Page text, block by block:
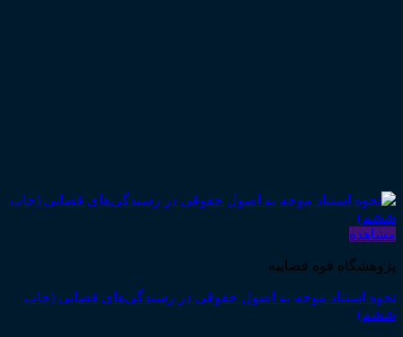
مشاهده
پژوهشگاه قوه قضاییه
نحوه استناد موجه به اصول حقوقی در رسیدگی‌های قضایی (چاپ
ششم)